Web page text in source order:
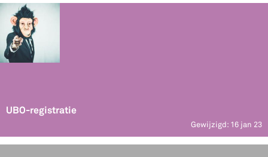
UBO-registratie
Gewijzigd: 16 jan 23